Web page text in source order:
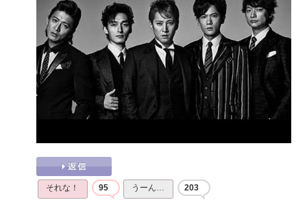
それな！ 95 うーん… 203